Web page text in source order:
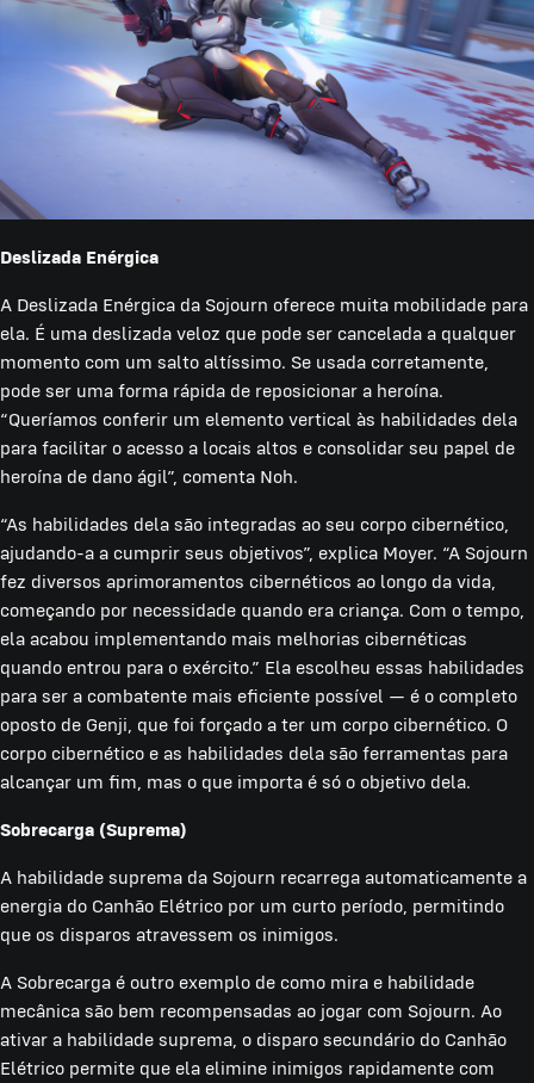
Deslizada Enérgica
A Deslizada Enérgica da Sojourn oferece muita mobilidade para
ela. É uma deslizada veloz que pode ser cancelada a qualquer
momento com um salto altíssimo. Se usada corretamente,
pode ser uma forma rápida de reposicionar a heroína.
“Queríamos conferir um elemento vertical às habilidades dela
para facilitar o acesso a locais altos e consolidar seu papel de
heroína de dano ágil”, comenta Noh.
“As habilidades dela são integradas ao seu corpo cibernético,
ajudando-a a cumprir seus objetivos”, explica Moyer. “A Sojourn
fez diversos aprimoramentos cibernéticos ao longo da vida,
começando por necessidade quando era criança. Com o tempo,
ela acabou implementando mais melhorias cibernéticas
quando entrou para o exército.” Ela escolheu essas habilidades
para ser a combatente mais eficiente possível — é o completo
oposto de Genji, que foi forçado a ter um corpo cibernético. O
corpo cibernético e as habilidades dela são ferramentas para
alcançar um fim, mas o que importa é só o objetivo dela.
Sobrecarga (Suprema)
A habilidade suprema da Sojourn recarrega automaticamente a
energia do Canhão Elétrico por um curto período, permitindo
que os disparos atravessem os inimigos.
A Sobrecarga é outro exemplo de como mira e habilidade
mecânica são bem recompensadas ao jogar com Sojourn. Ao
ativar a habilidade suprema, o disparo secundário do Canhão
Elétrico permite que ela elimine inimigos rapidamente com